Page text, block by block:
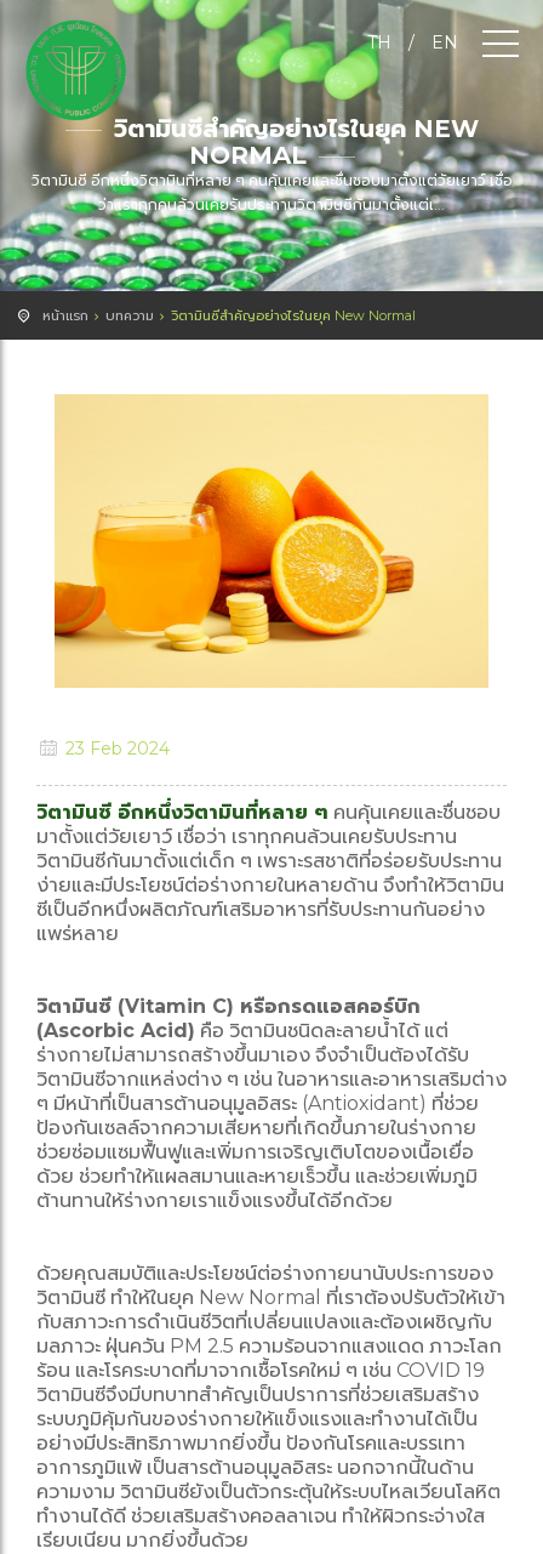
TH / EN
วิตามินซีสำคัญอย่างไรในยุค NEW
NORMAL
วิตามินซี อีกหนึ่งวิตามินที่หลาย ๆ คนคุ้นเคยและชื่นชอบมาตั้งแต่วัยเยาว์ เชื่อ
ว่า เราทุกคนล้วนเคยรับประทานวิตามินซีกันมาตั้งแต่เ...
หน้าแรก บทความ วิตามินซีสำคัญอย่างไรในยุค New Normal
23 Feb 2024
วิตามินซี อีกหนึ่งวิตามินที่หลาย ๆ คนคุ้นเคยและชื่นชอบ
มาตั้งแต่วัยเยาว์ เชื่อว่า เราทุกคนล้วนเคยรับประทาน
วิตามินซีกันมาตั้งแต่เด็ก ๆ เพราะรสชาติที่อร่อยรับประทาน
ง่ายและมีประโยชน์ต่อร่างกายในหลายด้าน จึงทำให้วิตามิน
ซีเป็นอีกหนึ่งผลิตภัณฑ์เสริมอาหารที่รับประทานกันอย่าง
แพร่หลาย
วิตามินซี (Vitamin C) หรือกรดแอสคอร์บิก
(Ascorbic Acid) คือ วิตามินชนิดละลายน้ำได้ แต่
ร่างกายไม่สามารถสร้างขึ้นมาเอง จึงจำเป็นต้องได้รับ
วิตามินซีจากแหล่งต่าง ๆ เช่น ในอาหารและอาหารเสริมต่าง
ๆ มีหน้าที่เป็นสารต้านอนุมูลอิสระ (Antioxidant) ที่ช่วย
ป้องกันเซลล์จากความเสียหายที่เกิดขึ้นภายในร่างกาย
ช่วยซ่อมแซมฟื้นฟูและเพิ่มการเจริญเติบโตของเนื้อเยื่อ
ด้วย ช่วยทำให้แผลสมานและหายเร็วขึ้น และช่วยเพิ่มภูมิ
ต้านทานให้ร่างกายเราแข็งแรงขึ้นได้อีกด้วย
ด้วยคุณสมบัติและประโยชน์ต่อร่างกายนานับประการของ
วิตามินซี ทำให้ในยุค New Normal ที่เราต้องปรับตัวให้เข้า
กับสภาวะการดำเนินชีวิตที่เปลี่ยนแปลงและต้องเผชิญกับ
มลภาวะ ฝุ่นควัน PM 2.5 ความร้อนจากแสงแดด ภาวะโลก
ร้อน และโรคระบาดที่มาจากเชื้อโรคใหม่ ๆ เช่น COVID 19
วิตามินซีจึงมีบทบาทสำคัญเป็นปราการที่ช่วยเสริมสร้าง
ระบบภูมิคุ้มกันของร่างกายให้แข็งแรงและทำงานได้เป็น
อย่างมีประสิทธิภาพมากยิ่งขึ้น ป้องกันโรคและบรรเทา
อาการภูมิแพ้ เป็นสารต้านอนุมูลอิสระ นอกจากนี้ในด้าน
ความงาม วิตามินซียังเป็นตัวกระตุ้นให้ระบบไหลเวียนโลหิต
ทำงานได้ดี ช่วยเสริมสร้างคอลลาเจน ทำให้ผิวกระจ่างใส
เรียบเนียน มากยิ่งขึ้นด้วย